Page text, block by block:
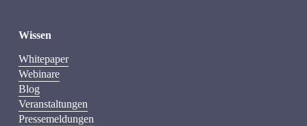
Wissen
Whitepaper
Webinare
Blog
Veranstaltungen
Pressemeldungen